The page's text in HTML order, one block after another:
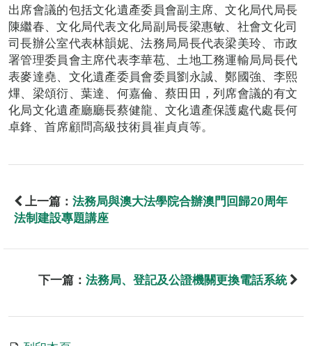
出席會議的包括文化遺產委員會副主席、文化局代局長
陳繼春、文化局代表文化局副局長梁惠敏、社會文化司
司長辦公室代表林韻妮、法務局局長代表梁美玲、市政
署管理委員會主席代表李華苞、土地工務運輸局局長代
表麥達堯、文化遺產委員會委員劉永誠、鄭國強、李熙
熚、梁頌衍、葉達、何嘉倫、蔡田田，列席會議的有文
化局文化遺產廳廳長蔡健龍、文化遺產保護處代處長何
卓鋒、首席顧問高級技術員崔貞貞等。
上一篇： 法務局與澳大法學院合辦澳門回歸20周年
法制建設專題講座
下一篇： 法務局、登記及公證機關更換電話系統